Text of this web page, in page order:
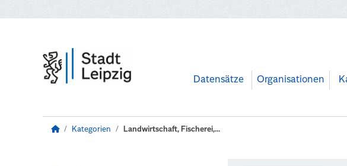
Datensätze Organisationen
Kategorien Landwirtschaft, Fischerei,...